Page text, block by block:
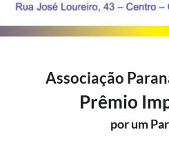
Associação
Prêmio
por um